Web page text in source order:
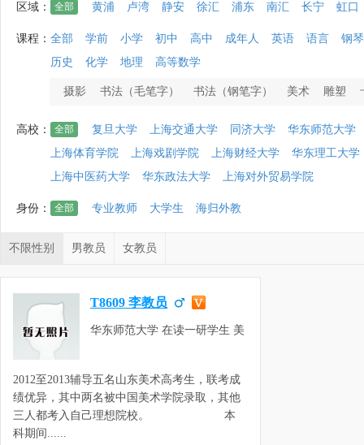
区域： 全部 黄浦 卢湾 静安 徐汇 浦东 南汇 长宁 虹口
课程： 全部 学前 小学 初中 高中 成年人 英语 语言
钢琴
历史
化学 地理 高等数学
摄影 书法（毛笔字） 书法（钢笔字） 美术 雕塑
高校： 全部 复旦大学 上海交通大学 同济大学
华东师范大学
上海体育学院
上海戏剧学院 上海财经大学
华东理工大学
上海中医药大学
华东政法大学 上海对外贸易学院
身份： 全部 专业教师 大学生 海归外教
不限性别 男教员 女教员
T8609 李教员
华东师范大学 在读一研学生 美
2012至2013辅导五名山东美术高考生，联考成
绩优异，其中两名被中国美术学院录取，其他
三人都考入自己理想院校。 本
科期间......